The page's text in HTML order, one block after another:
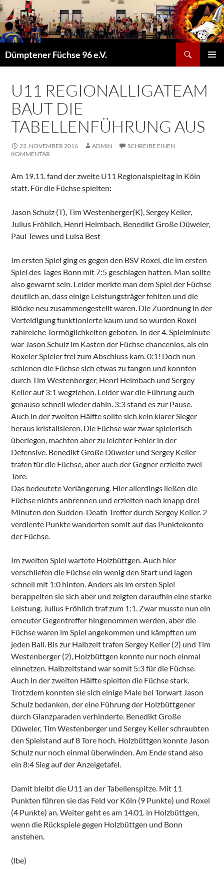
Dümptener Füchse 96 e.V.
SPRINGEN
U11 REGIONALLIGATEAM
BAUT DIE
TABELLENFÜHRUNG AUS
22. NOVEMBER 2016 ADMIN
SCHREIBE EINEN
KOMMENTAR
Am 19.11. fand der zweite U11 Regionalspieltag in Köln
statt. Für die Füchse spielten:
Jason Schulz (T), Tim Westenberger(K), Sergey Keiler,
Julius Fröhlich, Henri Heimbach, Benedikt Große Düweler,
Paul Tewes und Luisa Best
Im ersten Spiel ging es gegen den BSV Roxel, die im ersten
Spiel des Tages Bonn mit 7:5 geschlagen hatten. Man sollte
also gewarnt sein. Leider merkte man dem Spiel der Füchse
deutlich an, dass einige Leistungsträger fehlten und die
Blöcke neu zusammengestellt waren. Die Zuordnung in der
Verteidigung funktionierte kaum und so wurden Roxel
zahlreiche Tormöglichkeiten geboten. In der 4. Spielminute
war Jason Schulz im Kasten der Füchse chancenlos, als ein
Roxeler Spieler frei zum Abschluss kam. 0:1! Doch nun
schienen die Füchse sich etwas zu fangen und konnten
durch Tim Westenberger, Henri Heimbach und Sergey
Keiler auf 3:1 wegziehen. Leider war die Führung auch
genauso schnell wieder dahin. 3:3 stand es zur Pause.
Auch in der zweiten Hälfte sollte sich kein klarer Sieger
heraus kristalisieren. Die Füchse war zwar spielerisch
überlegen, machten aber zu leichter Fehler in der
Defensive. Benedikt Große Düweler und Sergey Keiler
trafen für die Füchse, aber auch der Gegner erzielte zwei
Tore.
Das bedeutete Verlängerung. Hier allerdings ließen die
Füchse nichts anbrennen und erzielten nach knapp drei
Minuten den Sudden-Death Treffer durch Sergey Keiler. 2
verdiente Punkte wanderten somit auf das Punktekonto
der Füchse.
Im zweiten Spiel wartete Holzbüttgen. Auch hier
verschliefen die Füchse ein wenig den Start und lagen
schnell mit 1:0 hinten. Anders als im ersten Spiel
berappelten sie sich aber und zeigten daraufhin eine starke
Leistung. Julius Fröhlich traf zum 1:1. Zwar musste nun ein
erneuter Gegentreffer hingenommen werden, aber die
Füchse waren im Spiel angekommen und kämpften um
jeden Ball. Bis zur Halbzeit trafen Sergey Keiler (2) und Tim
Westenberger (2), Holzbüttgen konnte nur noch einmal
einnetzen. Halbzeitstand war somit 5:3 für die Füchse.
Auch in der zweiten Hälfte spielten die Füchse stark.
Trotzdem konnten sie sich einige Male bei Torwart Jason
Schulz bedanken, der eine Führung der Holzbüttgener
durch Glanzparaden verhinderte. Benedikt Große
Düweler, Tim Westenberger und Sergey Keiler schraubten
den Spielstand auf 8 Tore hoch. Holzbüttgen konnte Jason
Schulz nur noch einmal überwinden. Am Ende stand also
ein 8:4 Sieg auf der Anzeigetafel.
Damit bleibt die U11 an der Tabellenspitze. Mit 11
Punkten führen sie das Feld vor Köln (9 Punkte) und Roxel
(4 Punkte) an. Weiter geht es am 14.01. in Holzbüttgen,
wenn die Rückspiele gegen Holzbüttgen und Bonn
anstehen.
(lbe)